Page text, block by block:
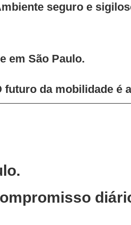
seguro e
em São Paulo.
futuro da mobilidade é